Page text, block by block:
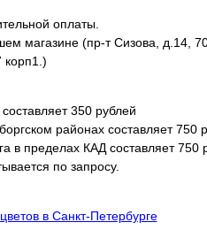
оплаты.
магазине (пр-т Сизова, д.14,
корп1.)
350 рублей
районах составляет 750
в пределах КАД составляет 750
по запросу.
в Санкт-Петербурге